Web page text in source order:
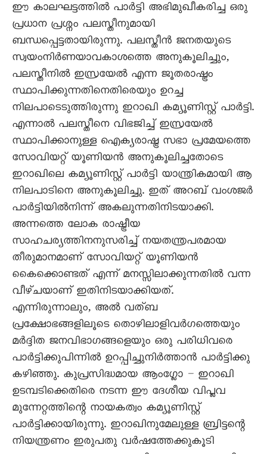
ഈ കാലഘട്ടത്തിൽ പാർട്ടി അഭിമുഖീകരിച്ച ഒരു
പ്രധാന പ്രശ്നം പലസ്തീനുമായി
ബന്ധപ്പെട്ടതായിരുന്നു. പലസ്തീൻ ജനതയുടെ
സ്വയംനിർണയാവകാശത്തെ അനുകൂലിച്ചും,
പലസ്തീനിൽ ഇസ്രയേൽ എന്ന ജൂതരാഷ്ട്രം
സ്ഥാപിക്കുന്നതിനെതിരെയും ഉറച്ച
നിലപാടെടുത്തിരുന്നു ഇറാഖി കമ്യൂണിസ്റ്റ് പാർട്ടി.
എന്നാൽ പലസ്തീനെ വിഭജിച്ച് ഇസ്രയേൽ
സ്ഥാപിക്കാനുള്ള ഐക്യരാഷ്ട്ര സഭാ പ്രമേയത്തെ
സോവിയറ്റ് യൂണിയൻ അനുകൂലിച്ചതോടെ
ഇറാഖിലെ കമ്യൂണിസ്റ്റ് പാർട്ടി യാന്ത്രികമായി ആ
നിലപാടിനെ അനുകൂലിച്ചു. ഇത് അറബ് വംശജർ
പാർട്ടിയിൽനിന്ന് അകലുന്നതിനിടയാക്കി.
അന്നത്തെ ലോക രാഷ്ട്രീയ
സാഹചര്യത്തിനനുസരിച്ച് നയതന്ത്രപരമായ
തീരുമാനമാണ് സോവിയറ്റ് യൂണിയൻ
കെെക്കൊണ്ടത് എന്ന് മനസ്സിലാക്കുന്നതിൽ വന്ന
വീഴ്ചയാണ് ഇതിനിടയാക്കിയത്.
എന്നിരുന്നാലും, അൽ വത്ബ
പ്രക്ഷോഭങ്ങളിലൂടെ തൊഴിലാളിവർഗത്തെയും
മർദ്ദിത ജനവിഭാഗങ്ങളെയും ഒരു പരിധിവരെ
പാർട്ടിക്കുപിന്നിൽ ഉറപ്പിച്ചുനിർത്താൻ പാർട്ടിക്കു
കഴിഞ്ഞു. കുപ്രസിദ്ധമായ ആംഗ്ലോ – ഇറാഖി
ഉടമ്പടിക്കെതിരെ നടന്ന ഈ ദേശീയ വിപ്ലവ
മുന്നേറ്റത്തിന്റെ നായകത്വം കമ്യൂണിസ്റ്റ്
പാർട്ടിക്കായിരുന്നു. ഇറാഖിനുമേലുള്ള ബ്രിട്ടന്റെ
നിയന്ത്രണം ഇരുപതു വർഷത്തേക്കുകൂടി